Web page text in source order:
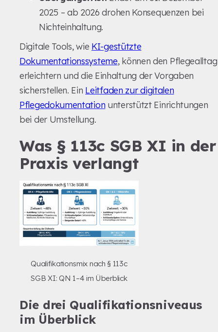
2025 – ab 2026 drohen Konsequenzen bei
Nichteinhaltung.
Digitale Tools, wie KI-gestützte
Dokumentationssysteme, können den Pflegealltag
erleichtern und die Einhaltung der Vorgaben
sicherstellen. Ein Leitfaden zur digitalen
Pflegedokumentation unterstützt Einrichtungen
bei der Umstellung.
Was § 113c SGB XI in der
Praxis verlangt
Qualifikationsmix nach § 113c
SGB XI: QN 1–4 im Überblick
Die drei Qualifikationsniveaus
im Überblick